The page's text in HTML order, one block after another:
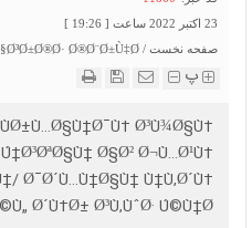
23 اکتبر 2022 ساعت [ 19:26 ]
صفحه نخست /
Ø³Ø±Ø®Ø· Ø®Ø¨Ø±Ù‡Ø§
پ
Ø³Ù¾Ø§Ù‡
Ø§Ø² Ø¬Ù…Ø¹Ù‡
Ø¯Ø´Ù…Ù†Ø§Ù† Ù†Ù‚Ø´Ù‡
Ø´Ù‡Ø± Ø³Ù‚ÙˆØ· Ú©Ù†Ø¯